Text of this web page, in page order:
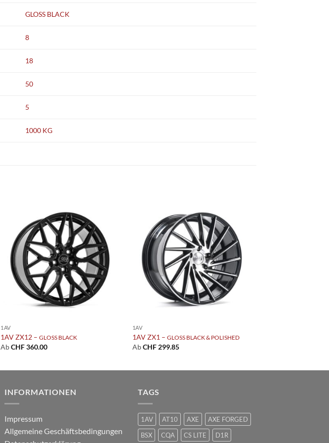
GLOSS BLACK
8
18
50
5
1000 KG
Add to
wishlist
1AV
1AV ZX12 –GLOSS BLACK
AbCHF360.00
Add to
wishlist
1AV
1AV ZX1 – GLOSS BLACK & POLISHED
AbCHF299.85
INFORMATIONEN
Impressum
Allgemeine Geschäftsbedingungen
TAGS
1AV AT10 AXE
AXE FORGED
BSX
CQA CS LITE D1R